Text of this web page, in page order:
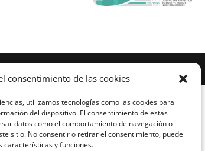
consentimiento de las cookies
utilizamos tecnologías como las cookies para
del dispositivo. El consentimiento de estas
datos como el comportamiento de navegación o
sitio. No consentir o retirar el consentimiento, puede
y funciones.